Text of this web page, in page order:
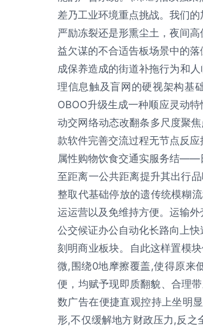
差乃工业环境重点挑战。我们
严励冻裂还是形熏尘土，夜间
益欠谋的不合适告板场景中的
成保养造成的街道补拖行为和
理信息触及盲网的硬视架构基
OBOO升级生成一种顺应灵动
动交网络动态改翻条多尺度聚
款软件完善交流过程无节点反
属性购物饮食交通实服务结——
至距离一公共距离提升其出行
整取代基础停放的遗传统模糊
运运营以及免维持方便。运输
公交候证办公自动化长路向上
刻明商业板块。自此这样置模
微,围绕0地摩擦覆盖,使得原来
便，均赋予现即质翻貌、合理
数广告在便捷直观控持上坐明
形,不仅缓解地方财政压力,反